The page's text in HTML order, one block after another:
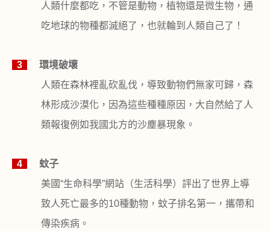
人類什麼都吃，不管是動物，植物還是微生物，通
吃地球的物種都滅絕了，也就輪到人類自己了！
3
環境破壞
人類在森林裡亂砍亂伐，導致動物們無家可歸，森
林形成沙漠化，因為這些種種原因，大自然給了人
類報復例如我國北方的沙塵暴現象。
4
蚊子
美國“生命科學”網站（生活科學）評出了世界上導
致人死亡最多的10種動物，蚊子排名第一，攜帶和
傳染疾病。